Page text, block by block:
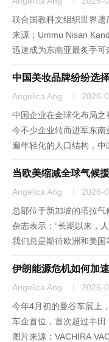
联合国教科文组织世界
来源：Ummu Nisan
迅速成为东南亚最炙手
据，2025年共有超过
20%。去年，越南...
中国美妆品牌纷纷选
Angelica Ang 2026-
中国企业在全球化布局
今不少企业转而进军东
遍年轻化的人口结构，中
片来源：ASIA-PACIFIC
继日韩美妆产品风靡全球
当欧美缩减全球气候
Angelica Ang 2026-
总部位于新加坡的塔拉气
杂志表示：“长期以来，
我们总是期待欧洲和美国
已落幕。”图片来源：
关于新一代亚洲慈善家
伊朗能源危机如何加
Angelica Ang 2026-
今年4月初的曼谷车展上
车企首位，首次超过丰田
图片来源：VACHIRA